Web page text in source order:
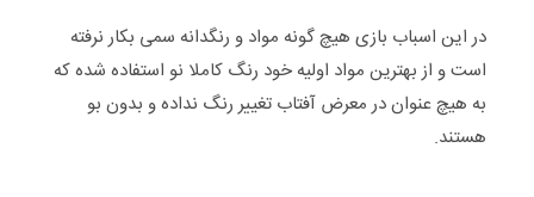
در این اسباب بازی هیچ گونه مواد و رنگدانه سمی بکار نرفته
است و از بهترین مواد اولیه خود رنگ کاملا نو استفاده شده که
به هیچ عنوان در معرض آفتاب تغییر رنگ نداده و بدون بو
هستند.